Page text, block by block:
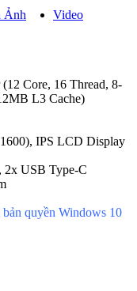
Ảnh Video
Core, 16 Thread, 8-
L3 Cache)
IPS LCD Display
2x USB Type-C
bản quyền Windows 10